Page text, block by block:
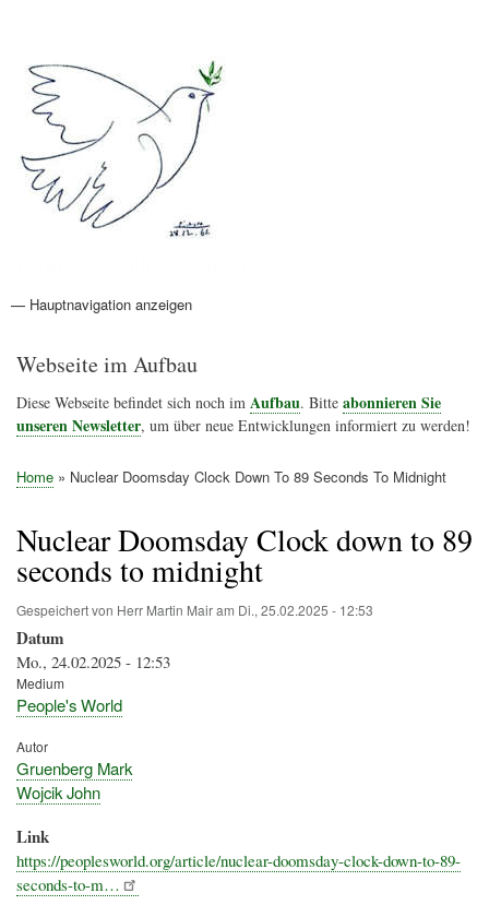
Hauptnavigation
— Hauptnavigation anzeigen
Aktionen
Friedensbewegung
Friedensprojekte
Home
Konflikte
Links
Narichtenlinks
News
Politik
Termine
Texte
Kunst
Friedensexperten
Friedensforschung
Friedensinitiativen
Friedensnachrichten
Webseite im Aufbau
Diese Webseite befindet sich noch im Aufbau. Bitte abonnieren Sie
unseren Newsletter, um über neue Entwicklungen informiert zu werden!
Home Nuclear Doomsday Clock Down To 89 Seconds To Midnight
Nuclear Doomsday Clock down to 89
seconds to midnight
Gespeichert von Herr Martin Mairam Di., 25.02.2025 - 12:53
Datum
Mo., 24.02.2025 - 12:53
Medium
People's World
Autor
Gruenberg Mark
Wojcik John
Link
https://peoplesworld.org/article/nuclear-doomsday-clock-down-to-89-
seconds-to-m…